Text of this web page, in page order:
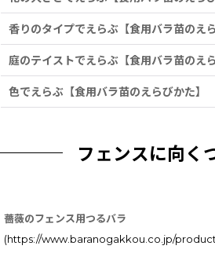
フェンスに向く
薔薇のフェンス用つるバラ
(https://www.baranogakkou.co.jp/
香りのタイプでえらぶ【食用バラ苗のえら
庭のテイストでえらぶ【食用バラ苗のえら
色でえらぶ【食用バラ苗のえらびかた】